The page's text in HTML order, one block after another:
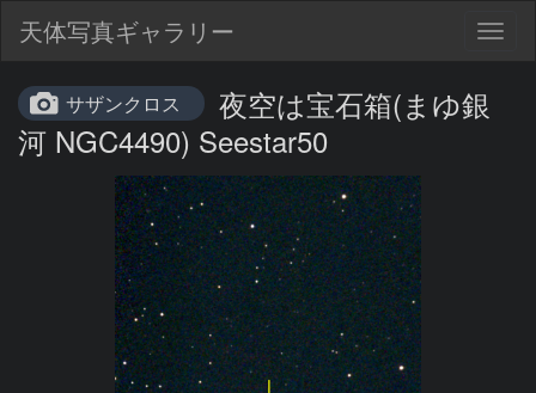
天体写真ギャラリー
サザンクロス
夜空は宝石箱(まゆ銀
河 NGC4490) Seestar50